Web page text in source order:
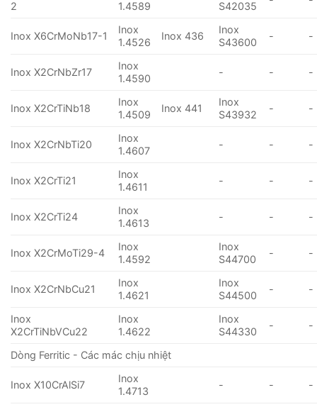
2
1.4589
S42035
Inox X6CrMoNb17-1
Inox
1.4526
Inox 436
Inox
S43600
- -
Inox X2CrNbZr17
Inox
1.4590
- - -
Inox X2CrTiNb18
Inox
1.4509
Inox 441
Inox
S43932
- -
Inox X2CrNbTi20
Inox
1.4607
- - -
Inox X2CrTi21
Inox
1.4611
- - -
Inox X2CrTi24
Inox
1.4613
- - -
Inox X2CrMoTi29-4
Inox
1.4592
Inox
S44700
- -
Inox X2CrNbCu21
Inox
1.4621
Inox
S44500
- -
Inox
X2CrTiNbVCu22
Inox
1.4622
Inox
S44330
- -
Dòng Ferritic - Các mác chịu nhiệt
Inox X10CrAlSi7
Inox
1.4713
- - -